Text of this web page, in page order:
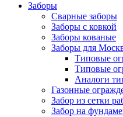
Заборы
Сварные заборы
Заборы с ковкой
Заборы кованые
Заборы для
Типовые
Типовые
Аналоги
Газонные
Забор из сетки
Забор на